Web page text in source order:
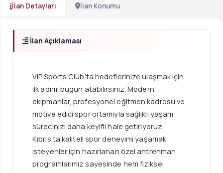
İlan Detayları İlan Konumu
İlan Açıklaması
VIP Sports Club’ta hedeflerinize ulaşmak için
ilk adımı bugün atabilirsiniz. Modern
ekipmanlar, profesyonel eğitmen kadrosu ve
motive edici spor ortamıyla sağlıklı yaşam
sürecinizi daha keyifli hale getiriyoruz.
Kıbrıs’ta kaliteli spor deneyimi yaşamak
isteyenler için hazırlanan özel antrenman
programlarımız sayesinde hem fiziksel